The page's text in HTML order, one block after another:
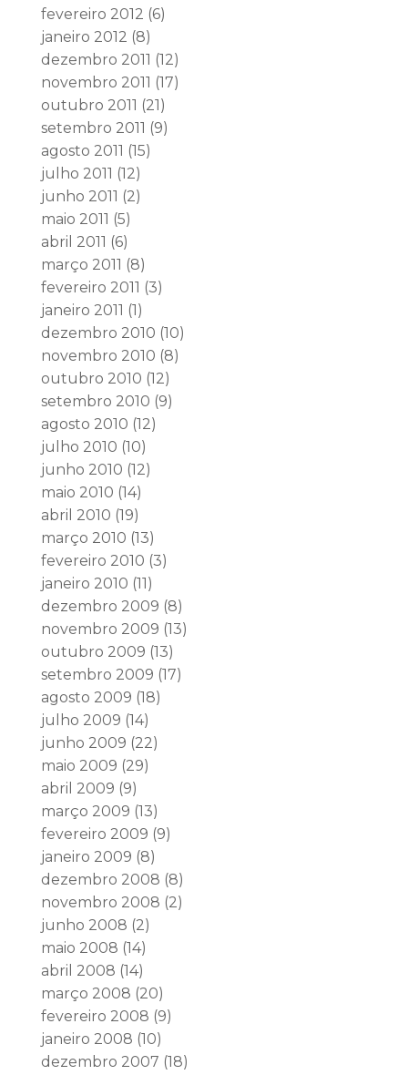
fevereiro 2012 (6)
janeiro 2012 (8)
dezembro 2011 (12)
novembro 2011 (17)
outubro 2011 (21)
setembro 2011 (9)
agosto 2011 (15)
julho 2011 (12)
junho 2011 (2)
maio 2011 (5)
abril 2011 (6)
março 2011 (8)
fevereiro 2011 (3)
janeiro 2011 (1)
dezembro 2010 (10)
novembro 2010 (8)
outubro 2010 (12)
setembro 2010 (9)
agosto 2010 (12)
julho 2010 (10)
junho 2010 (12)
maio 2010 (14)
abril 2010 (19)
março 2010 (13)
fevereiro 2010 (3)
janeiro 2010 (11)
dezembro 2009 (8)
novembro 2009 (13)
outubro 2009 (13)
setembro 2009 (17)
agosto 2009 (18)
julho 2009 (14)
junho 2009 (22)
maio 2009 (29)
abril 2009 (9)
março 2009 (13)
fevereiro 2009 (9)
janeiro 2009 (8)
dezembro 2008 (8)
novembro 2008 (2)
junho 2008 (2)
maio 2008 (14)
abril 2008 (14)
março 2008 (20)
fevereiro 2008 (9)
janeiro 2008 (10)
dezembro 2007 (18)